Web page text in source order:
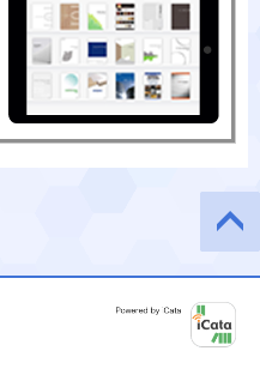
ージの
先頭へ